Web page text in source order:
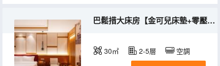
巴鬆措大床房【金可兒床墊+零壓鵝絨枕】
30㎡ 2-5層 空調